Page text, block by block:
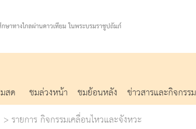
สด ชมล่วงหน้า ชมย้อนหลัง ข่าวสารและกิจกรรม
รายการ กิจกรรมเคลื่อนไหวและจังหวะ